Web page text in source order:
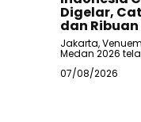
Digelar,
dan
Jakarta,
Medan 2026
07/08/2026